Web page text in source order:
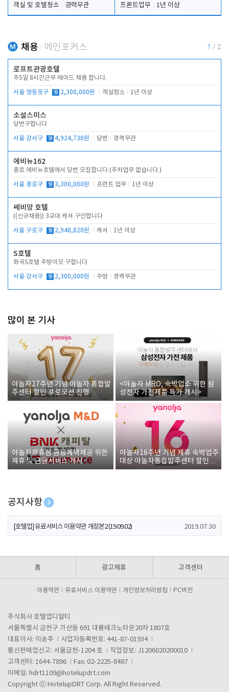
객실 및 호텔청소
경력무관
프론트업무
1년 이상
채용 메인포커스 1 / 2
로프트관광호텔
주5일 8시간근무 메이드 채용 합니다.
서울 영등포구 월 2,300,000원 객실청소 1년 이상
소설스미스
당번구합니다
서울 강서구 월 4,924,730원 당번 경력무관
에비뉴162
종로 에비뉴호텔에서 당번 모집합니다.(주차업무 없습니다.)
서울 종로구 월 3,300,000원 프런트 업무 1년 이상
쎄비앙 호텔
((신규채용)) 3교대 캐셔 구인합니다
서울 구로구 월 2,948,820원 캐셔 1년 이상
S호텔
화곡S호텔 주방이모 구합니다
서울 강서구 월 2,300,000원 주방 경력무관
많이 본 기사
야놀자17주년 기념 야놀자 통합발
주센터 할인 프로모션 진행
<야놀자 MRO, 숙박업소 위한 삼
성전자 가전제품 특가 개시>
야놀자제휴점 금융혜택제공 위한
제휴 및 금융서비스 게시
야놀자16주년 기념 제휴 숙박업주
대상 야놀자통합발주센터 할인쿠
폰 증정
공지사항
[호텔업] 개인정보 처리방침 개정본1 (19.09.02)
[호텔업] 유료서비스 이용약관 개정본2 (19.09.02) 2019.07.30
홈 광고제휴 고객센터
이용약관 유료서비스 이용약관 개인정보처리방침 PC버전
주식회사 호텔업디알티
서울특별시 금천구 가산동 691 대륭테크노타운20차 1807호
대표이사: 이송주
사업자등록번호: 441-87-01934
통신판매업신고: 서울금천-1204 호
직업정보: J1206020200010
고객센터: 1644-7896
Fax: 02-2225-8487
이메일: hdrt1109@hotelupdrt.com
Copyright ⓒ HotelupDRT Corp. All Right Reserved.